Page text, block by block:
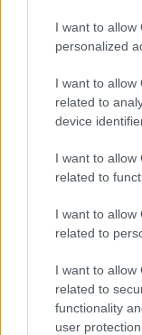
I want to allow
personalized
I want to allow
related to
device
I want to allow
related to
I want to allow
related to
I want to allow
related to
functionality
user protection.
"A
amely
meghaladja
magyarázta
Forrás:
Csillagászat